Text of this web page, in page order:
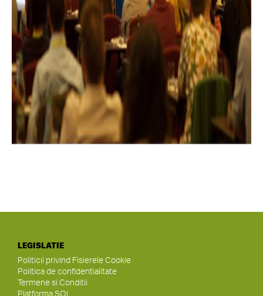
LEGISLATIE
Politicii privind Fisierele Cookie
Politica de confidentialitate
Termene si Conditii
Platforma SOL